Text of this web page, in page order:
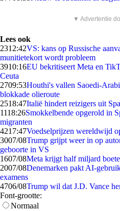
▼ Advertentie
Lees ook
2312:42VS: kans op Russische
munitietekort wordt probleem
3910:16EU bekritiseert Meta en
Ceuta
2709:53Houthi's vallen Saoedi-
blokkade olieroute
2518:47Italië hindert reizigers uit
1118:26Smokkelbende opgerold in
migranten
4217:47Voedselprijzen wereldwijd
3007/08Trump grijpt weer in op
geboorte in VS
1607/08Meta krijgt half miljard
2007/08Denemarken pakt AI-
examens
4706/08Trump wil dat J.D. Vance
Font-grootte:
Normaal